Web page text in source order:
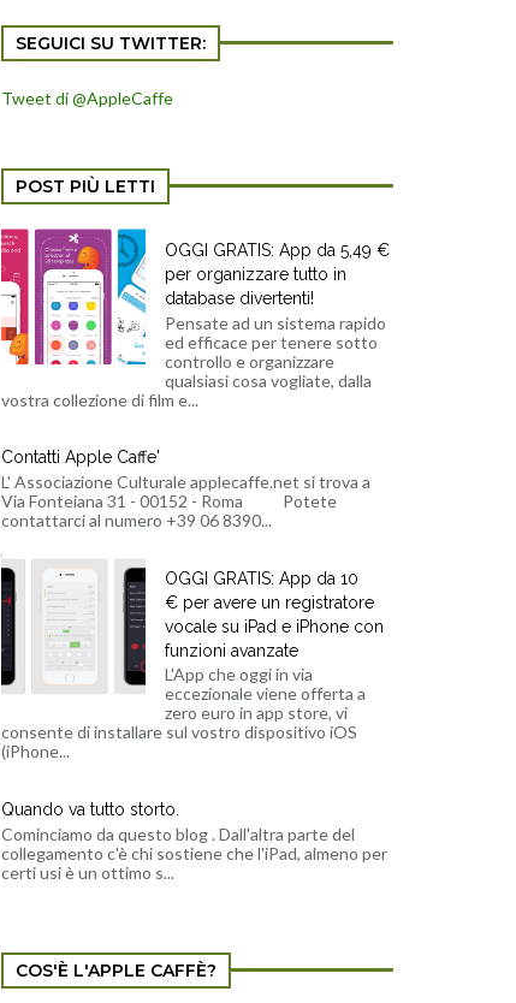
SEGUICI SU TWITTER:
Tweet di @AppleCaffe
POST PIÙ LETTI
OGGI GRATIS: App da 5,49 €
per organizzare tutto in
database divertenti!
Pensate ad un sistema rapido
ed efficace per tenere sotto
controllo e organizzare
qualsiasi cosa vogliate, dalla
vostra collezione di film e...
Contatti Apple Caffe'
L' Associazione Culturale applecaffe.net si trova a
Via Fonteiana 31 - 00152 - Roma Potete
contattarci al numero +39 06 8390...
OGGI GRATIS: App da 10
€ per avere un registratore
vocale su iPad e iPhone con
funzioni avanzate
L'App che oggi in via
eccezionale viene offerta a
zero euro in app store, vi
consente di installare sul vostro dispositivo iOS
(iPhone...
Quando va tutto storto.
Cominciamo da questo blog . Dall'altra parte del
collegamento c'è chi sostiene che l'iPad, almeno per
certi usi è un ottimo s...
COS'È L'APPLE CAFFÈ?